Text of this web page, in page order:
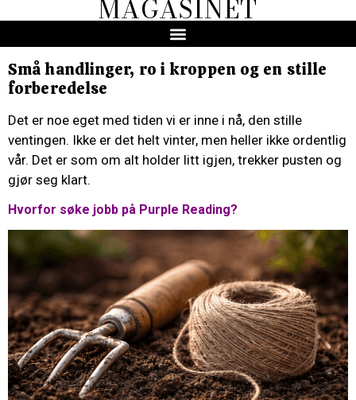
MAGASINET
Små handlinger, ro i kroppen og en stille
forberedelse
Det er noe eget med tiden vi er inne i nå, den stille
ventingen. Ikke er det helt vinter, men heller ikke ordentlig
vår. Det er som om alt holder litt igjen, trekker pusten og
gjør seg klart.
Hvorfor søke jobb på Purple Reading?